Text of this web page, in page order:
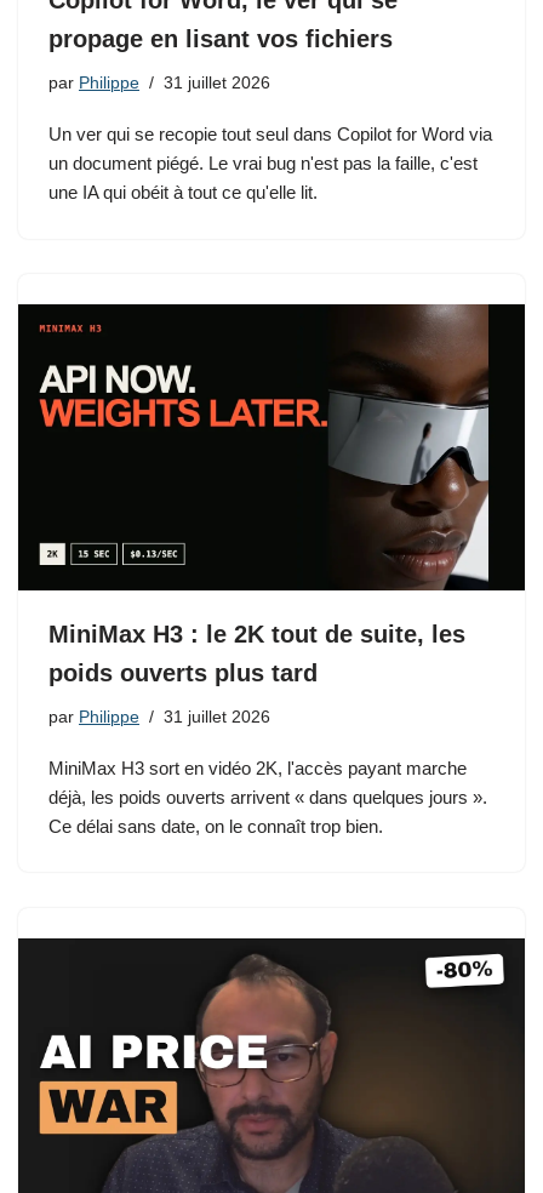
propage en lisant vos fichiers
par Philippe 31 juillet 2026
Un ver qui se recopie tout seul dans Copilot for Word via
un document piégé. Le vrai bug n'est pas la faille, c'est
une IA qui obéit à tout ce qu'elle lit.
MiniMax H3 : le 2K tout de suite, les
poids ouverts plus tard
par Philippe 31 juillet 2026
MiniMax H3 sort en vidéo 2K, l'accès payant marche
déjà, les poids ouverts arrivent « dans quelques jours ».
Ce délai sans date, on le connaît trop bien.